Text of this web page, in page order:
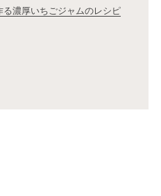
濃厚いちごジャムのレシピ